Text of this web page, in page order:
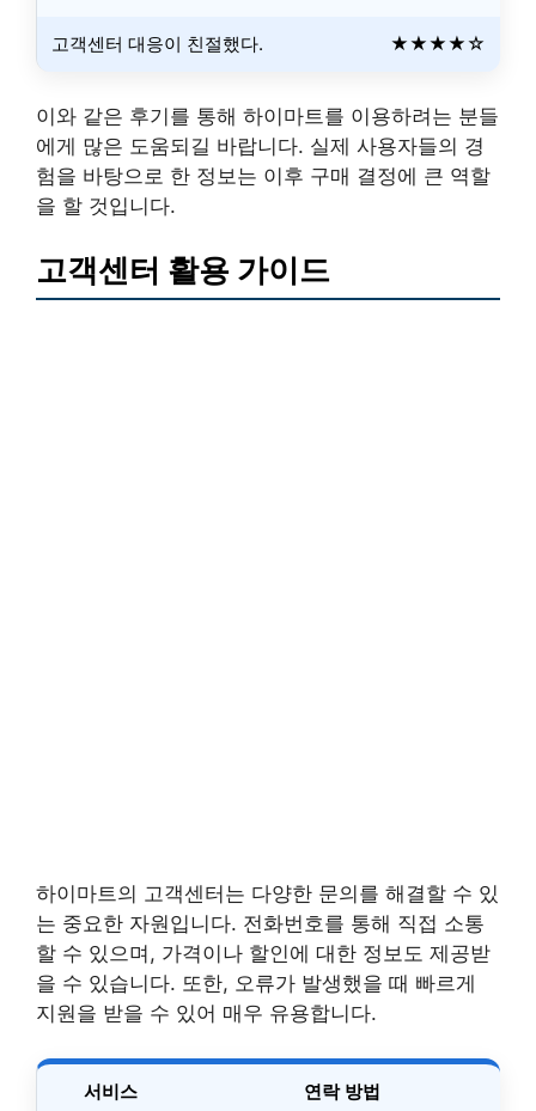
고객센터 대응이 친절했다. ★★★★☆
이와 같은 후기를 통해 하이마트를 이용하려는 분들
에게 많은 도움되길 바랍니다. 실제 사용자들의 경
험을 바탕으로 한 정보는 이후 구매 결정에 큰 역할
을 할 것입니다.
고객센터 활용 가이드
하이마트의 고객센터는 다양한 문의를 해결할 수 있
는 중요한 자원입니다. 전화번호를 통해 직접 소통
할 수 있으며, 가격이나 할인에 대한 정보도 제공받
을 수 있습니다. 또한, 오류가 발생했을 때 빠르게
지원을 받을 수 있어 매우 유용합니다.
서비스 연락 방법